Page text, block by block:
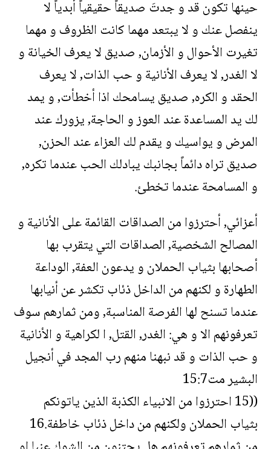
حينها تكون قد و جدتَ صديقاً حقيقياً أبدياً لا
ينفصل عنك و لا يبتعد مهما كانت الظروف و مهما
تغيرت الأحوال و الأزمان, صديق لا يعرف الخيانة و
لا الغدر, لا يعرف الأنانية و حب الذات, لا يعرف
الحقد و الكره, صديق يسامحك اذا أخطأت, و يمد
لك يد المساعدة عند العوز و الحاجة, يزورك عند
المرض و يواسيك و يقدم لك العزاء عند الحزن,
صديق تراه دائماً بجانبك يبادلك الحب عندما تكره,
و المسامحة عندما تخطئ.
أعزائي, أحترزوا من الصداقات القائمة على الأنانية و
المصالح الشخصية, الصداقات التي يتقرب بها
أصحابها بثياب الحملان و يدعون العفة, الوداعة
الطهارة و لكنهم من الداخل ذئاب تكشر عن أنيابها
عندما تسنح لها الفرصة المناسبة, ومن ثمارهم سوف
تعرفونهم الا و هي: الغدر, القتل, ا لكراهية و الأنانية
و حب الذات و قد نبهنا منهم رب المجد في أنجيل
البشير مت15:7
((15 احترزوا من الانبياء الكذبة الذين ياتونكم
بثياب الحملان ولكنهم من داخل ذئاب خاطفة.16